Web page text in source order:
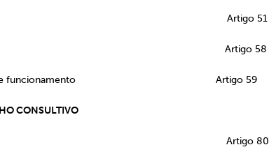
composição Artigo 51
competência Artigo 58
e funcionamento Artigo 59
CONSULTIVO
constituição Artigo 80